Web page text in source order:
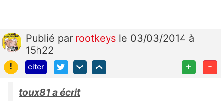
Publié par rootkeys le 03/03/2014 à
15h22
!
citer + -
toux81 a écrit